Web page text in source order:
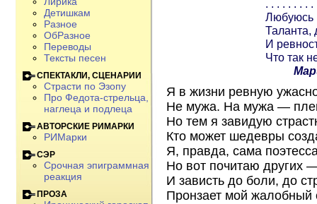
. . . . . . . . .
Любуюсь
Таланта,
И
Что так
Я в жизни ревную
Не мужа. На мужа —
Но тем я завидую
Кто может шедевры
Я, правда, сама
Но вот почитаю других
И зависть до боли, до
Пронзает мой жалобный
Детишкам
Разное
ОбРазное
Переводы
Тексты песен
СПЕКТАКЛИ, СЦЕНАРИИ
Страсти по Эзопу
Про Федота-стрельца,
наглеца и подлеца
АВТОРСКИЕ РИМАРКИ
РИМарки
СЭР
Срочная эпиграммная
реакция
ПРОЗА